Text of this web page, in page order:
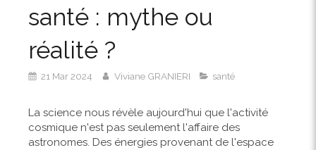
santé : mythe ou
réalité ?
21 Mar 2024 Viviane GRANIERI santé
La science nous révèle aujourd'hui que l'activité
cosmique n'est pas seulement l'affaire des
astronomes. Des énergies provenant de l'espace